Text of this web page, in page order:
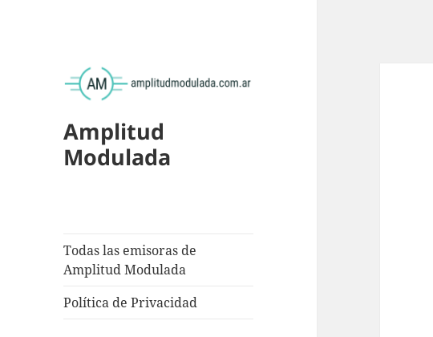
Amplitud
Modulada
Todas las emisoras de
Amplitud Modulada
Política de Privacidad